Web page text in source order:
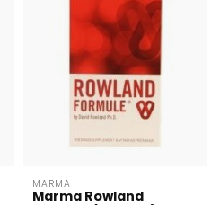
MARMA
Marma Rowland